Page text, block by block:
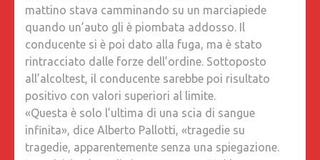
mattino stava camminando su un marciapiede
quando un’auto gli è piombata addosso. Il
conducente si è poi dato alla fuga, ma è stato
rintracciato dalle forze dell’ordine. Sottoposto
all’alcoltest, il conducente sarebbe poi risultato
positivo con valori superiori al limite.
«Questa è solo l’ultima di una scia di sangue
infinita», dice Alberto Pallotti, «tragedie su
tragedie, apparentemente senza una spiegazione.